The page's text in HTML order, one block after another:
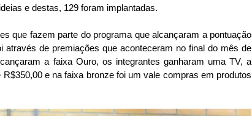
e destas, 129 foram implantadas.
que fazem parte do programa que alcançaram a pontuação
através de premiações que aconteceram no final do mês de
a faixa Ouro, os integrantes ganharam uma TV, a
e na faixa bronze foi um vale compras em produtos